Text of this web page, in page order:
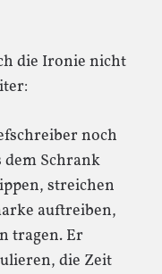
die Ironie nicht
noch
dem Schrank
streichen
auftreiben,
tragen. Er
die Zeit